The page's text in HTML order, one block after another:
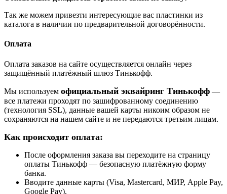
Так же можем привезти интересующие вас пластинки из
каталога в наличии по предварительной договорённости.
Оплата
Оплата заказов на сайте осуществляется онлайн через
защищённый платёжный шлюз Тинькофф.
Мы используем официальный эквайринг Тинькофф —
все платежи проходят по зашифрованному соединению
(технология SSL), данные вашей карты никоим образом не
сохраняются на нашем сайте и не передаются третьим лицам.
Как происходит оплата:
После оформления заказа вы переходите на страницу
оплаты Тинькофф — безопасную платёжную форму
банка.
Вводите данные карты (Visa, Mastercard, МИР, Apple Pay,
Google Pay).